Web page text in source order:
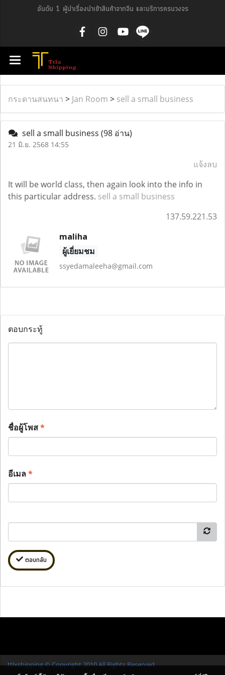
อันดับ 1 ผู้นำเรื่องนำเข้าสินค้าจากจีน และบริการครบวงจร
กระดานสนทนา > Jan Room > sell a small business
sell a small business (98 อ่าน)
21 มิ.ย. 2568 14:55
แจ้งลบ
It will be world class, then again look into the info in
this particular address. sell a small business
137.59.221.53
maliha
ผู้เยี่ยมชม
ssyedamaleeha@gmail.com
ตอบกระทู้
ชื่อผู้โพส*
อีเมล*
ตอบกลับ
ttlxshipping © Copyright 2010 All Rights Reserved.